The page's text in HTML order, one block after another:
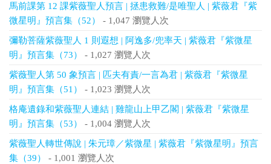
馬前課第 12 課紫薇聖人預言 | 拯患救難/是唯聖人 | 紫薇君『紫
微星明』預言集（52）
- 1,047 瀏覽人次
彌勒菩薩紫薇聖人 1 則遐想 | 阿逸多/兜率天 | 紫薇君『紫微星
明』預言集（73）
- 1,027 瀏覽人次
紫薇聖人第 50 象預言 | 匹夫有責/一言為君 | 紫薇君『紫微星
明』預言集（51）
- 1,023 瀏覽人次
格庵遺錄和紫薇聖人連結 | 雞龍山上甲乙閣 | 紫薇君『紫微星
明』預言集（53）
- 1,004 瀏覽人次
紫薇聖人轉世傳說 | 朱元璋／紫微星 | 紫薇君『紫微星明』預言
集（39）
- 1,001 瀏覽人次